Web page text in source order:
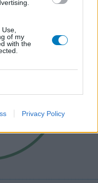
of my
with the
Privacy Policy